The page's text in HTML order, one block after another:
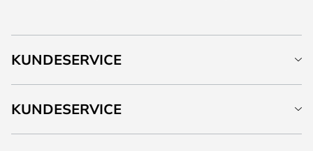
KUNDESERVICE
KUNDESERVICE